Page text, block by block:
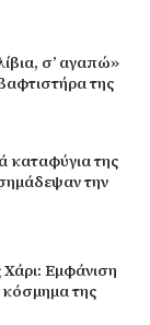
σ’ αγαπώ»
της
καταφύγια της
την
Εμφάνιση
της